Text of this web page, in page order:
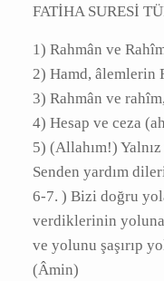
FATİHA SURESİ
1) Rahmân ve
2) Hamd,
mahsustur.
3) Rahmân ve
4) Hesap ve
5) (Allahım!)
Senden yardım
6-7. ) Bizi doğru
verdiklerinin
uğrayanlarınkine